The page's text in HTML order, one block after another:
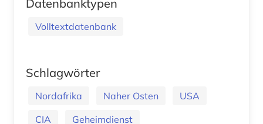
Datenbanktypen
Volltextdatenbank
Schlagwörter
Nordafrika Naher Osten
USA
CIA
Geheimdienst